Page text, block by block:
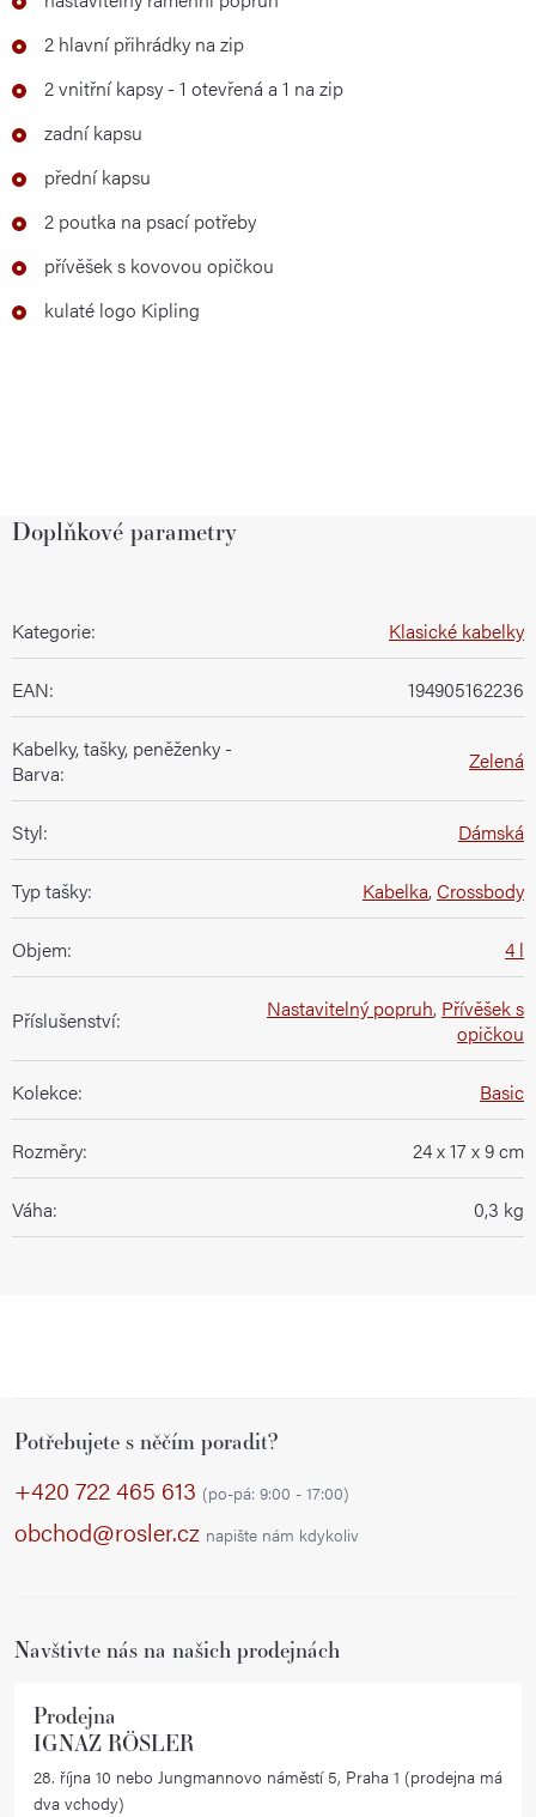
2 hlavní přihrádky na zip
2 vnitřní kapsy - 1 otevřená a 1 na zip
zadní kapsu
přední kapsu
2 poutka na psací potřeby
přívěšek s kovovou opičkou
kulaté logo Kipling
Doplňkové parametry
Kategorie: Klasické kabelky
EAN: 194905162236
Kabelky, tašky, peněženky -
Barva: Zelená
Styl: Dámská
Typ tašky: Kabelka,Crossbody
Objem: 4 l
Příslušenství: Nastavitelný popruh, Přívěšek s
opičkou
Kolekce: Basic
Rozměry: 24 x 17 x 9 cm
Váha: 0,3 kg
Potřebujete s něčím poradit?
+420 722 465 613 (po-pá: 9:00 - 17:00)
obchod@rosler.cz napište nám kdykoliv
Navštivte nás na našich prodejnách
Prodejna
IGNAZ RÖSLER
28. října 10 nebo Jungmannovo náměstí 5, Praha 1 (prodejna má
dva vchody)